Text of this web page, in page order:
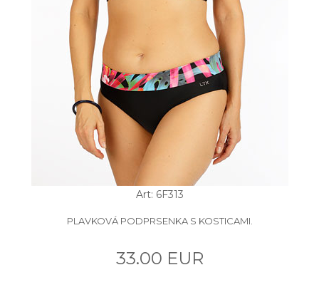
Art: 6F313
PLAVKOVÁ PODPRSENKA S KOSTICAMI.
33.00 EUR